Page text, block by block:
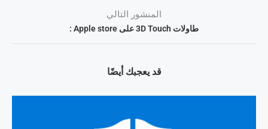
المنشور التالي
طاولات 3D Touch على Apple store :
قد يعجبك أيضًا